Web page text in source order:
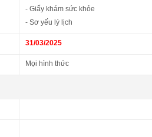
- Giấy khám sức khỏe
- Sơ yếu lý lịch
31/03/2025
Mọi hình thức